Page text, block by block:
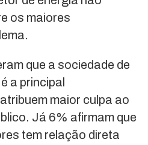
os maiores
que a sociedade de
a principal
maior culpa ao
Já 6% afirmam que
tem relação direta